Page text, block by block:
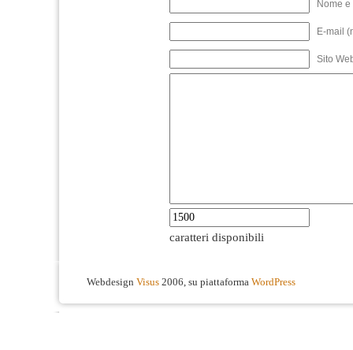
Nome
E-mail
Sito
caratteri disponibili
Webdesign Visus 2006, su piattaforma WordPress